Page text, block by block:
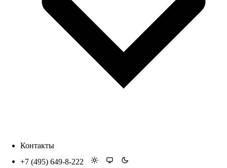
Контакты
+7 (495) 649-8-222